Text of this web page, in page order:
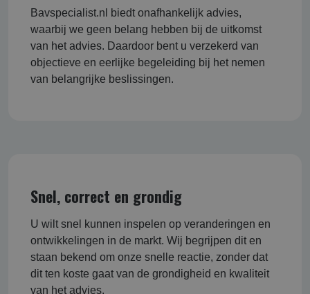
Bavspecialist.nl biedt onafhankelijk advies,
waarbij we geen belang hebben bij de uitkomst
van het advies. Daardoor bent u verzekerd van
objectieve en eerlijke begeleiding bij het nemen
van belangrijke beslissingen.
Snel, correct en grondig
U wilt snel kunnen inspelen op veranderingen en
ontwikkelingen in de markt. Wij begrijpen dit en
staan bekend om onze snelle reactie, zonder dat
dit ten koste gaat van de grondigheid en kwaliteit
van het advies.